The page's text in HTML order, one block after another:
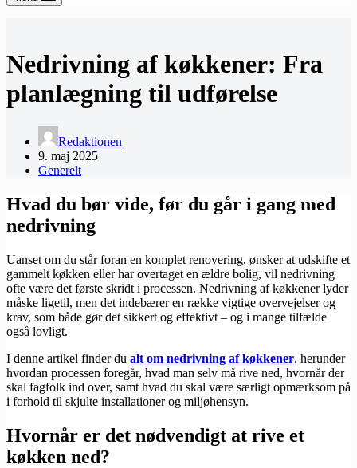
Nedrivning af køkkener: Fra
planlægning til udførelse
Redaktionen
9. maj 2025
Generelt
Hvad du bør vide, før du går i gang med
nedrivning
Uanset om du står foran en komplet renovering, ønsker at udskifte et
gammelt køkken eller har overtaget en ældre bolig, vil nedrivning
ofte være det første skridt i processen. Nedrivning af køkkener lyder
måske ligetil, men det indebærer en række vigtige overvejelser og
krav, som både gør det sikkert og effektivt – og i mange tilfælde
også lovligt.
I denne artikel finder du alt om nedrivning af køkkener, herunder
hvordan processen foregår, hvad man selv må rive ned, hvornår der
skal fagfolk ind over, samt hvad du skal være særligt opmærksom på
i forhold til skjulte installationer og miljøhensyn.
Hvornår er det nødvendigt at rive et
køkken ned?